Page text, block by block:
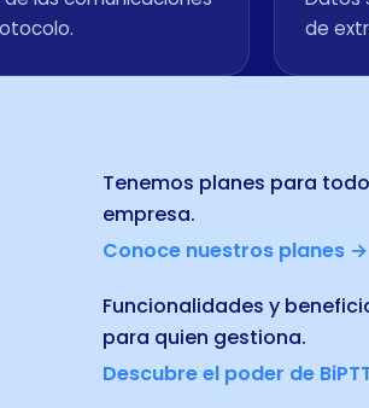
de
Tenemos planes para
empresa.
Conoce nuestros planes →
Funcionalidades y
para quien gestiona.
Descubre el poder de